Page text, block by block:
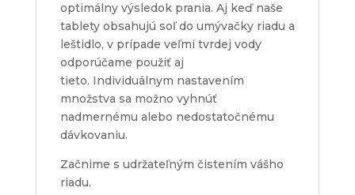
optimálny výsledok prania. Aj keď naše
tablety obsahujú soľ do umývačky riadu a
leštidlo, v prípade veľmi tvrdej vody
odporúčame použiť aj
tieto. Individuálnym nastavením
množstva sa možno vyhnúť
nadmernému alebo nedostatočnému
dávkovaniu.
Začnime s udržateľným čistením vášho
riadu.